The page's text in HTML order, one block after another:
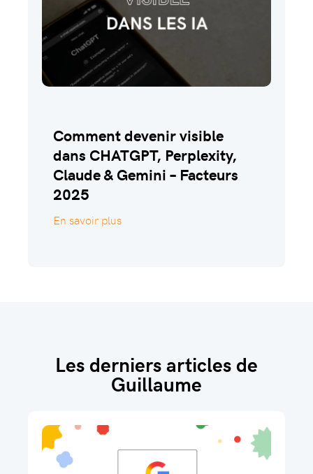
Comment devenir visible
dans CHATGPT, Perplexity,
Claude & Gemini – Facteurs
2025
En savoir plus
Les derniers articles de
Guillaume